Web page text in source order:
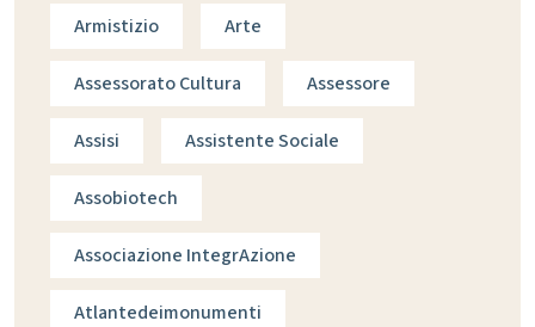
Armistizio Arte
Assessorato Cultura Assessore
Assisi Assistente Sociale
Assobiotech
Associazione IntegrAzione
Atlantedeimonumenti